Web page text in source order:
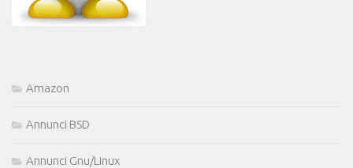
Amazon
Annunci BSD
Annunci Gnu/Linux